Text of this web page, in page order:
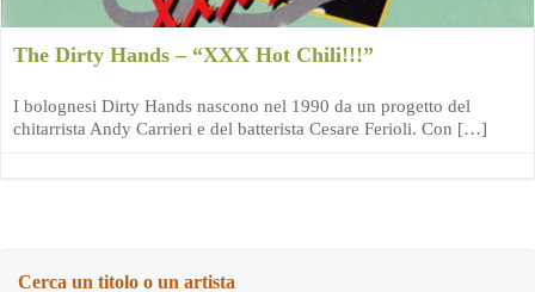
The Dirty Hands – “XXX Hot Chili!!!”
I bolognesi Dirty Hands nascono nel 1990 da un progetto del
chitarrista Andy Carrieri e del batterista Cesare Ferioli. Con […]
Cerca un titolo o un artista